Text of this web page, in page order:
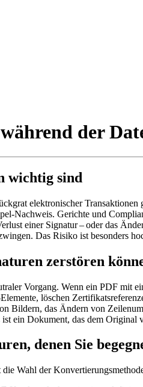
der
wichtig sind
elektronischer
Gerichte und
einer Signatur – oder das
Das Risiko ist besonders
zerstören
Vorgang. Wenn ein PDF mit
löschen
Bildern, das Ändern von
ein Dokument, das dem
denen Sie
die Wahl der